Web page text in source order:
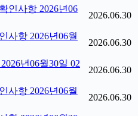
인사항 2026년06
2026.06.30
사항 2026년06월
2026.06.30
년06월30일 02
2026.06.30
사항 2026년06월
2026.06.30